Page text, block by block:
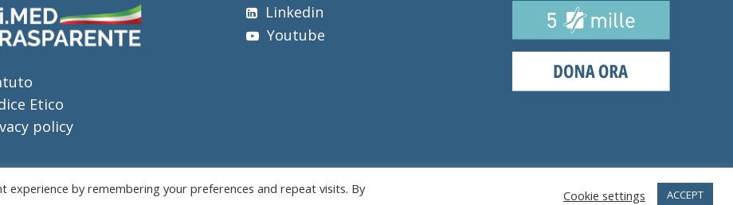
Etico
policy
Linkedin
Youtube
by remembering your preferences and repeat visits. By
Cookie settings ACCEPT